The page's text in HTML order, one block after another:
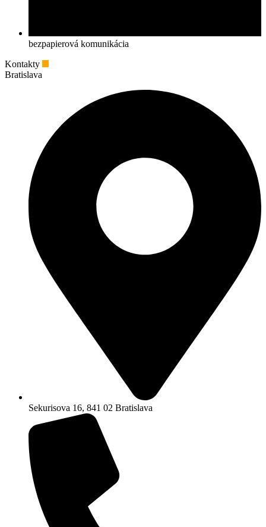
bezpapierová komunikácia
Kontakty
Bratislava
Sekurisova 16, 841 02 Bratislava